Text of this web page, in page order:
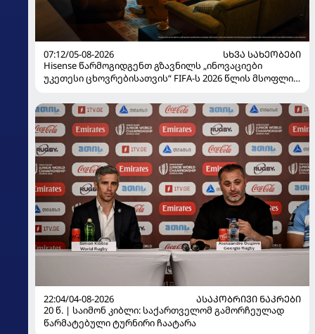
07:12/05-08-2026
ᲡᲮᲕᲐ ᲡᲐᲮᲔᲝᲑᲔᲑᲘ
Hisense წარმოგიდგენთ გზავნილს „ინოვაციები
უკეთესი ცხოვრებისათვის“ FIFA-ს 2026 წლის მსოფლიო
22:04/04-08-2026
ᲐᲡᲐᲙᲝᲑᲠᲘᲕᲘ ᲜᲐᲙᲠᲔᲑᲘ
20 წ. | საიმონ კიბლი: საქართველომ გამორჩეულად
წარმატებული ტურნირი ჩაატარა